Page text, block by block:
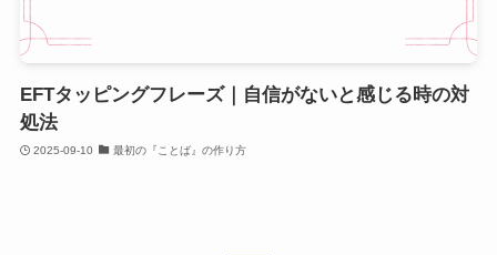
EFTタッピングフレーズ｜自信がないと感じる時の対
処法
2025-09-10 最初の『ことば』の作り方